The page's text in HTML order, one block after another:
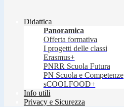
Didattica
Panoramica
Offerta formativa
I progetti delle classi
Erasmus+
PNRR Scuola Futura
PN Scuola e Competenze
sCOOLFOOD+
Info utili
Privacy e Sicurezza